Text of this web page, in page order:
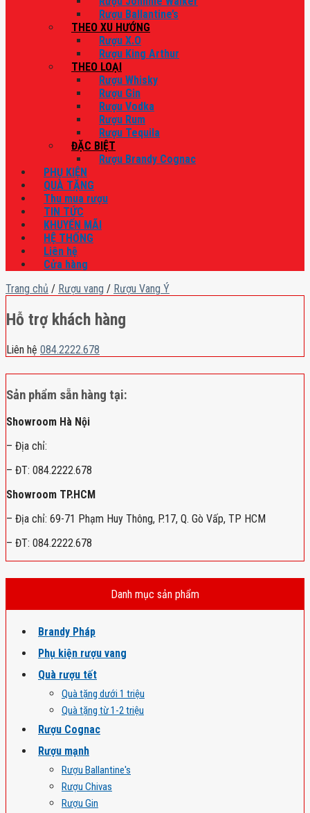
Rượu Ballantine’s
THEO XU HƯỚNG
Rượu X.O
Rượu King Arthur
THEO LOẠI
Rượu Whisky
Rượu Gin
Rượu Vodka
Rượu Rum
Rượu Tequila
ĐẶC BIỆT
Rượu Brandy Cognac
PHỤ KIỆN
QUÀ TẶNG
Thu mua rượu
TIN TỨC
KHUYẾN MÃI
HỆ THỐNG
Liên hệ
Cửa hàng
Trang chủ / Rượu vang / Rượu Vang Ý
Hỗ trợ khách hàng
Liên hệ 084.2222.678
Sản phẩm sẵn hàng tại:
Showroom Hà Nội
– Địa chỉ:
– ĐT: 084.2222.678
Showroom TP.HCM
– Địa chỉ: 69-71 Phạm Huy Thông, P.17, Q. Gò Vấp, TP HCM
– ĐT: 084.2222.678
Danh mục sản phẩm
Brandy Pháp
Phụ kiện rượu vang
Quà rượu tết
Quà tặng dưới 1 triệu
Quà tặng từ 1-2 triệu
Rượu Cognac
Rượu mạnh
Rượu Ballantine's
Rượu Chivas
Rượu Gin